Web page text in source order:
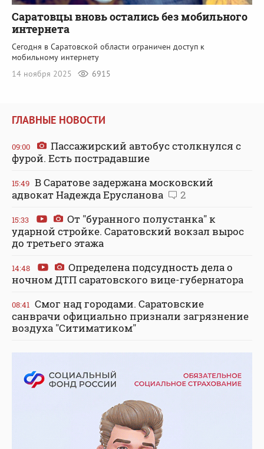
Саратовцы вновь остались без мобильного
интернета
Сегодня в Саратовской области ограничен доступ к
мобильному интернету
14 ноября 2025
6915
ГЛАВНЫЕ НОВОСТИ
09:00
Пассажирский автобус столкнулся с
фурой. Есть пострадавшие
15:49 В Саратове задержана московский
адвокат Надежда Ерусланова
2
15:33
От "буранного полустанка" к
ударной стройке. Саратовский вокзал вырос
до третьего этажа
14:48
Определена подсудность дела о
ночном ДТП саратовского вице-губернатора
08:41 Смог над городами. Саратовские
санврачи официально признали загрязнение
воздуха "Ситиматиком"